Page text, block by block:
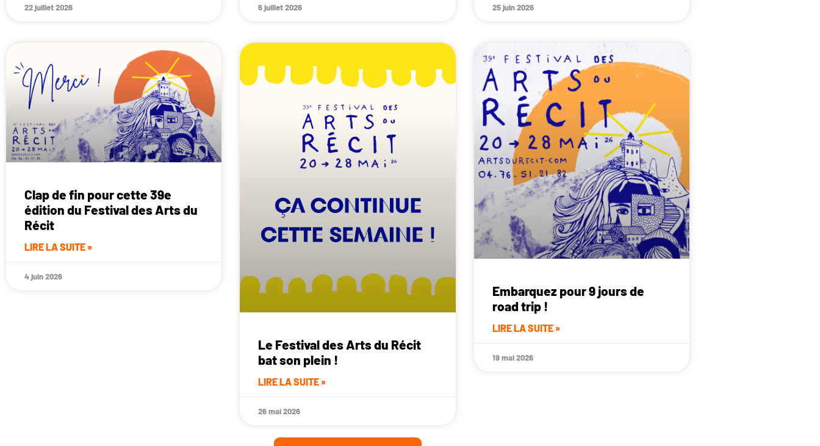
22 juillet 2026 6 juillet 2026 25 juin 2026
Clap de fin pour cette 39e
édition du Festival des Arts du
Récit
LIRE LA SUITE »
4 juin 2026
Le Festival des Arts du Récit
bat son plein !
LIRE LA SUITE »
26 mai 2026
Embarquez pour 9 jours de
road trip !
LIRE LA SUITE »
19 mai 2026